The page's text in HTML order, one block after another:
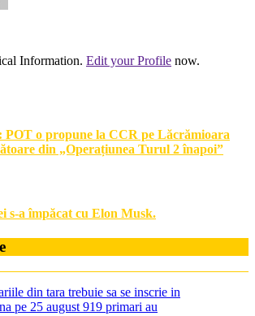
Information. Edit your Profile now.
o propune la CCR pe Lăcrămioara
din „Operațiunea Turul 2 înapoi”
s-a împăcat cu Elon Musk.